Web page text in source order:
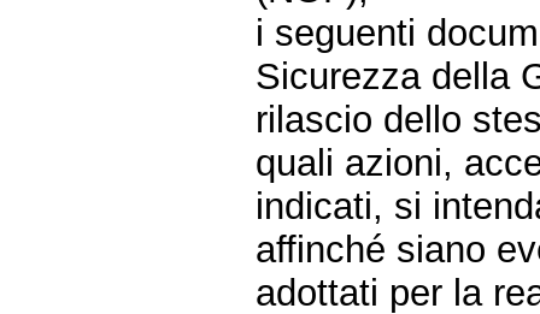
i seguenti
Sicurezza della
rilascio dello
quali azioni,
indicati, si
affinché siano
adottati per la